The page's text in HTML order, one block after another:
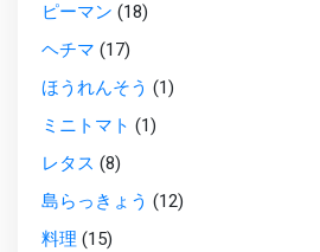
ピーマン (18)
ヘチマ (17)
ほうれんそう (1)
ミニトマト (1)
レタス (8)
島らっきょう (12)
料理 (15)